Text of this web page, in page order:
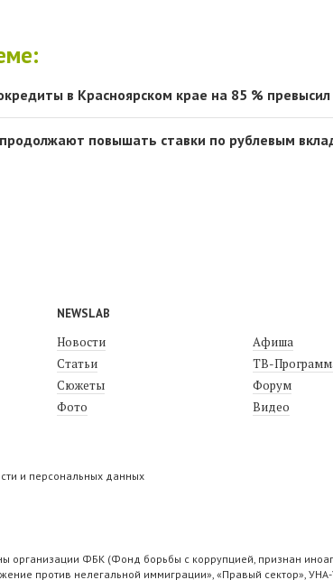
в Красноярском крае на 85 %
продолжают повышать ставки по рублевым
NEWSLAB
Новости
Статьи
Сюжеты
Фото
Афиша
ТВ-
Форум
Видео
и персональных данных
организации ФБК (Фонд борьбы с коррупцией, признан
против нелегальной иммиграции», «Правый сектор»,